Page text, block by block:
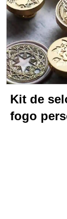
Kit de
fogo